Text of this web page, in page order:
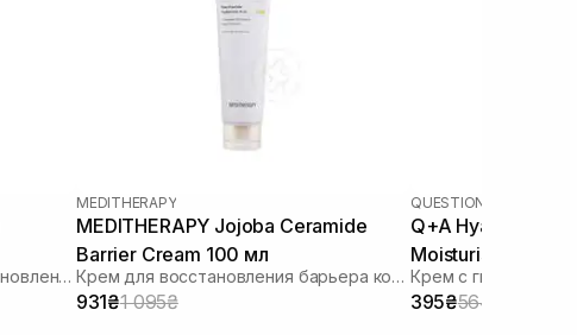
Увлажняющий крем для восстановления микробиомы
MEDITHERAPY
MEDITHERAPY Jojoba Ceramide
Barrier Cream 100 мл
Крем для восстановления барьера кожи
931₴1 095₴
QUESTION AND
Q+A Hyaluronic
Moisturiser 75 мл
Крем с
395₴564₴